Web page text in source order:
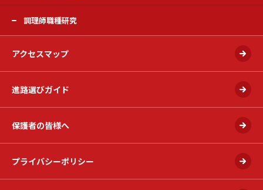
調理師職種研究
アクセスマップ
進路選びガイド
保護者の皆様へ
プライバシーポリシー